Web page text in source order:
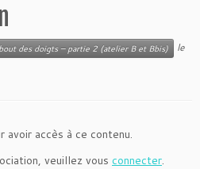
des doigts – partie 2 (atelier B et Bbis)
le
avoir accès à ce contenu.
veuillez vous connecter.